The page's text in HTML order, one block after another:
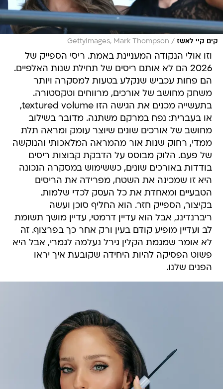
קים קיי לאשז /
GettyImages, Mark Thompson
וזו אולי הנקודה המעניינת באמת. ריסי הספייק של
2026 הם לא אותם ריסים של תחילת שנות האלפיים.
הם פחות עכביש שנקלע בטעות למסקרה ויותר
משחק מחושב של אורכים, מרווחים וטקסטורה.
בתעשייה מכנים את הגישה הזו textured volume,
או בעברית: נפח במרקם משתנה. מדובר בשילוב
מחושב של אורכים שונים שיוצר עומק ומראה תלת
ממדי, רחוק שנות אור מהמראה המלאכותי והנוקשה
של פעם. הלוק מבוסס על הדבקת קבוצות ריסים
בודדות באורכים שונים, כששימוש במסקרה הנכונה
היא זו שמכינה את השטח, מפרידה את הריסים
הטבעיים ומאחדת את כל העסק לכדי שלמות.
בקיצור, הספייק חזר. הוא החליף סוכן ועשה
ריברנדינג, אבל הוא עדיין דרמטי, עדיין מושך תשומת
לב ועדיין מופיע קודם בעין ורק אחר כך בפרצוף. זה
לא אומר שמגמת הקלין גירל נעלמה לגמרי, אבל היא
פשוט הפסיקה להיות היחידה שקובעת איך יראו
הפנים שלנו.